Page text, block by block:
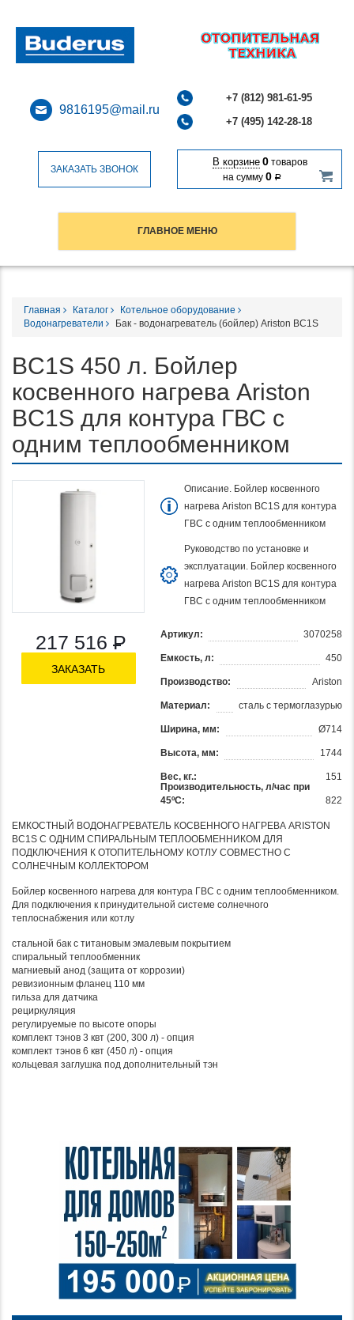
9816195@mail.ru
+7 (812) 981-61-95
+7 (495) 142-28-18
ЗАКАЗАТЬ ЗВОНОК
В корзине 0товаров
на сумму 0 Р
ГЛАВНОЕ МЕНЮ
Главная Каталог
Котельное оборудование
Водонагреватели
Бак - водонагреватель (бойлер) Ariston BC1S
BC1S 450 л. Бойлер
косвенного нагрева Ariston
BC1S для контура ГВС с
одним теплообменником
217 516 Р
ЗАКАЗАТЬ
Описание. Бойлер косвенного
нагрева Ariston BC1S для контура
ГВС с одним теплообменником
Руководство по установке и
эксплуатации. Бойлер косвенного
нагрева Ariston BC1S для контура
ГВС с одним теплообменником
Артикул: 3070258
Емкость, л: 450
Производство: Ariston
Материал: сталь с термоглазурью
Ширина, мм: Ø714
Высота, мм: 1744
Вес, кг.:
151
Производительность, л/час при
45ºС:
822
ЕМКОСТНЫЙ ВОДОНАГРЕВАТЕЛЬ КОСВЕННОГО НАГРЕВА ARISTON
BC1S С ОДНИМ СПИРАЛЬНЫМ ТЕПЛООБМЕННИКОМ ДЛЯ
ПОДКЛЮЧЕНИЯ К ОТОПИТЕЛЬНОМУ КОТЛУ СОВМЕСТНО С
СОЛНЕЧНЫМ КОЛЛЕКТОРОМ
Бойлер косвенного нагрева для контура ГВС с одним теплообменником.
Для подключения к принудительной системе солнечного
теплоснабжения или котлу
стальной бак с титановым эмалевым покрытием
спиральный теплообменник
магниевый анод (защита от коррозии)
ревизионным фланец 110 мм
гильза для датчика
рециркуляция
регулируемые по высоте опоры
комплект тэнов 3 квт (200, 300 л) - опция
комплект тэнов 6 квт (450 л) - опция
кольцевая заглушка под дополнительный тэн